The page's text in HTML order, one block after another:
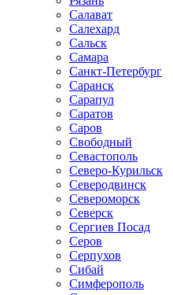
Салават
Салехард
Сальск
Самара
Санкт-Петербург
Саранск
Сарапул
Саратов
Саров
Свободный
Севастополь
Северо-Курильск
Северодвинск
Североморск
Северск
Сергиев Посад
Серов
Серпухов
Сибай
Симферополь